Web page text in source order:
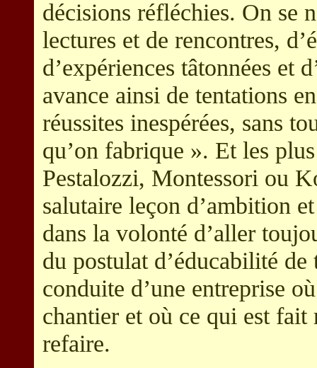
décisions réfléchies. On se
lectures et de rencontres,
d’expériences tâtonnées et
avance ainsi de tentations
réussites inespérées, sans
qu’on fabrique ». Et les
Pestalozzi, Montessori ou
salutaire leçon d’ambition
dans la volonté d’aller
du postulat d’éducabilité
conduite d’une entreprise
chantier et où ce qui est fait
refaire.